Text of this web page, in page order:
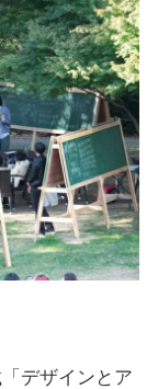
デザインとア